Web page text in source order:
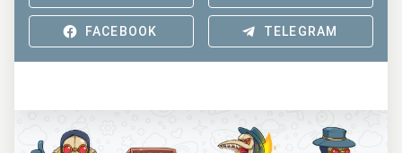
FACEBOOK TELEGRAM